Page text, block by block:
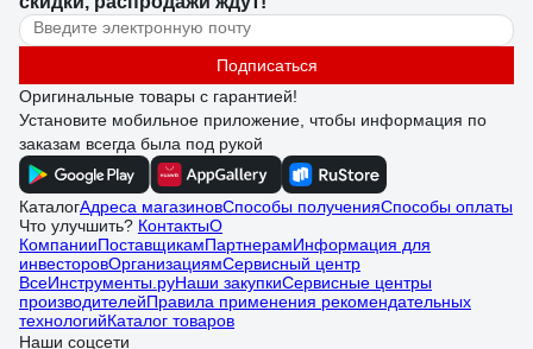
Подписаться
Оригинальные товары с гарантией!
Установите мобильное приложение, чтобы информация по
заказам всегда была под рукой
КаталогАдреса магазиновСпособы полученияСпособы оплаты
Что улучшить? КонтактыО
КомпанииПоставщикамПартнерамИнформация для
инвесторовОрганизациямСервисный центр
ВсеИнструменты.руНаши закупкиСервисные центры
производителейПравила применения рекомендательных
технологийКаталог товаров
Наши соцсети